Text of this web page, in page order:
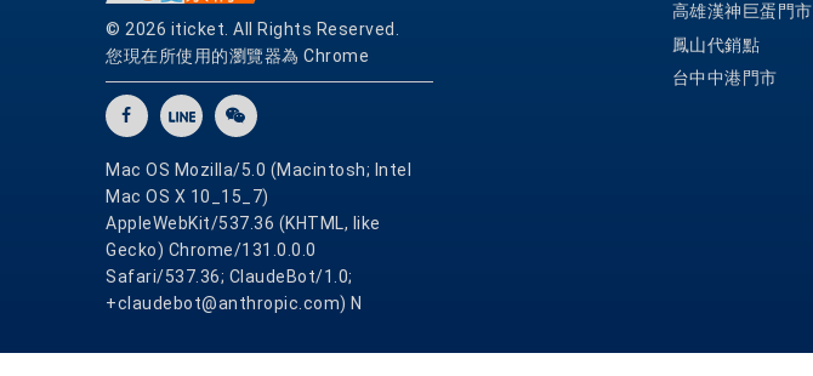
© 2026 iticket. All Rights Reserved.
您現在所使用的瀏覽器為 Chrome
Mac OS Mozilla/5.0 (Macintosh; Intel
Mac OS X 10_15_7)
AppleWebKit/537.36 (KHTML, like
Gecko) Chrome/131.0.0.0
Safari/537.36; ClaudeBot/1.0;
+claudebot@anthropic.com) N
高雄漢神巨蛋門市
鳳山代銷點
台中中港門市